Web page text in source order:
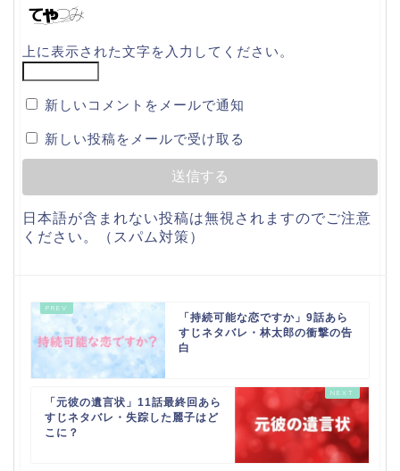
上に表示された文字を入力してください。
新しいコメントをメールで通知
新しい投稿をメールで受け取る
日本語が含まれない投稿は無視されますのでご注意
ください。（スパム対策）
「持続可能な恋ですか」9話あら
すじネタバレ・林太郎の衝撃の告
白
「元彼の遺言状」11話最終回あら
すじネタバレ・失踪した麗子はど
こに？